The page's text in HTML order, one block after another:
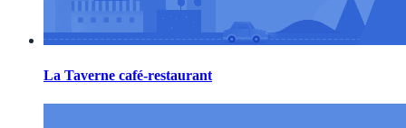
La Taverne café-restaurant